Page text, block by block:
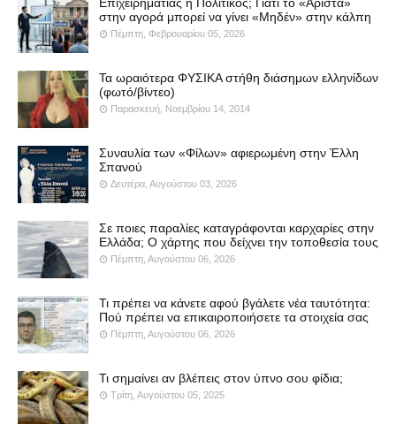
στην αγορά μπορεί να γίνει «Μηδέν» στην κάλπη
Πέμπτη, Φεβρουαρίου 05, 2026
Τα ωραιότερα ΦΥΣΙΚΑ στήθη διάσημων ελληνίδων
(φωτό/βίντεο)
Παρασκευή, Νοεμβρίου 14, 2014
Συναυλία των «Φίλων» αφιερωμένη στην Έλλη
Σπανού
Δευτέρα, Αυγούστου 03, 2026
Σε ποιες παραλίες καταγράφονται καρχαρίες στην
Ελλάδα; Ο χάρτης που δείχνει την τοποθεσία τους
Πέμπτη, Αυγούστου 06, 2026
Τι πρέπει να κάνετε αφού βγάλετε νέα ταυτότητα:
Πού πρέπει να επικαιροποιήσετε τα στοιχεία σας
Πέμπτη, Αυγούστου 06, 2026
Τι σημαίνει αν βλέπεις στον ύπνο σου φίδια;
Τρίτη, Αυγούστου 05, 2025